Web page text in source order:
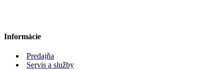
Informácie
Predajňa
Servis a služby